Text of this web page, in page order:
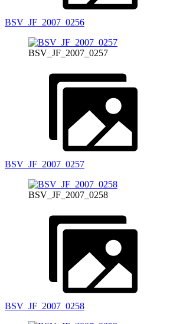
BSV_JF_2007_0256
BSV_JF_2007_0257
BSV_JF_2007_0257
BSV_JF_2007_0258
BSV_JF_2007_0258